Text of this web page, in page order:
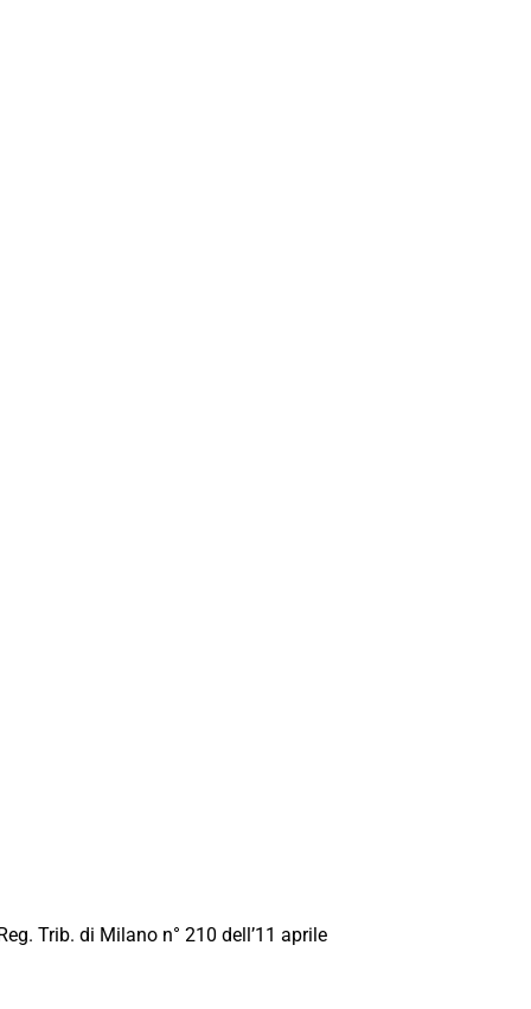
Trib. di Milano n° 210 dell’11 aprile